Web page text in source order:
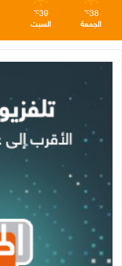
38
℃
الجمعة
39
℃
السبت